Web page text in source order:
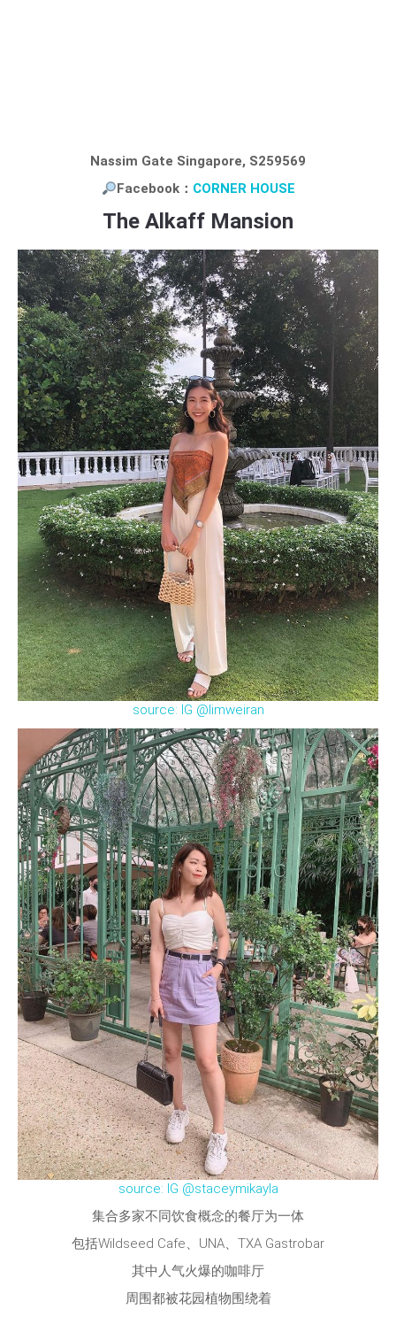
Nassim Gate Singapore, S259569
Facebook： CORNER HOUSE
The Alkaff Mansion
source: IG @limweiran
source: IG @staceymikayla
集合多家不同饮食概念的餐厅为一体
包括Wildseed Cafe、UNA、TXA Gastrobar
其中人气火爆的咖啡厅
周围都被花园植物围绕着